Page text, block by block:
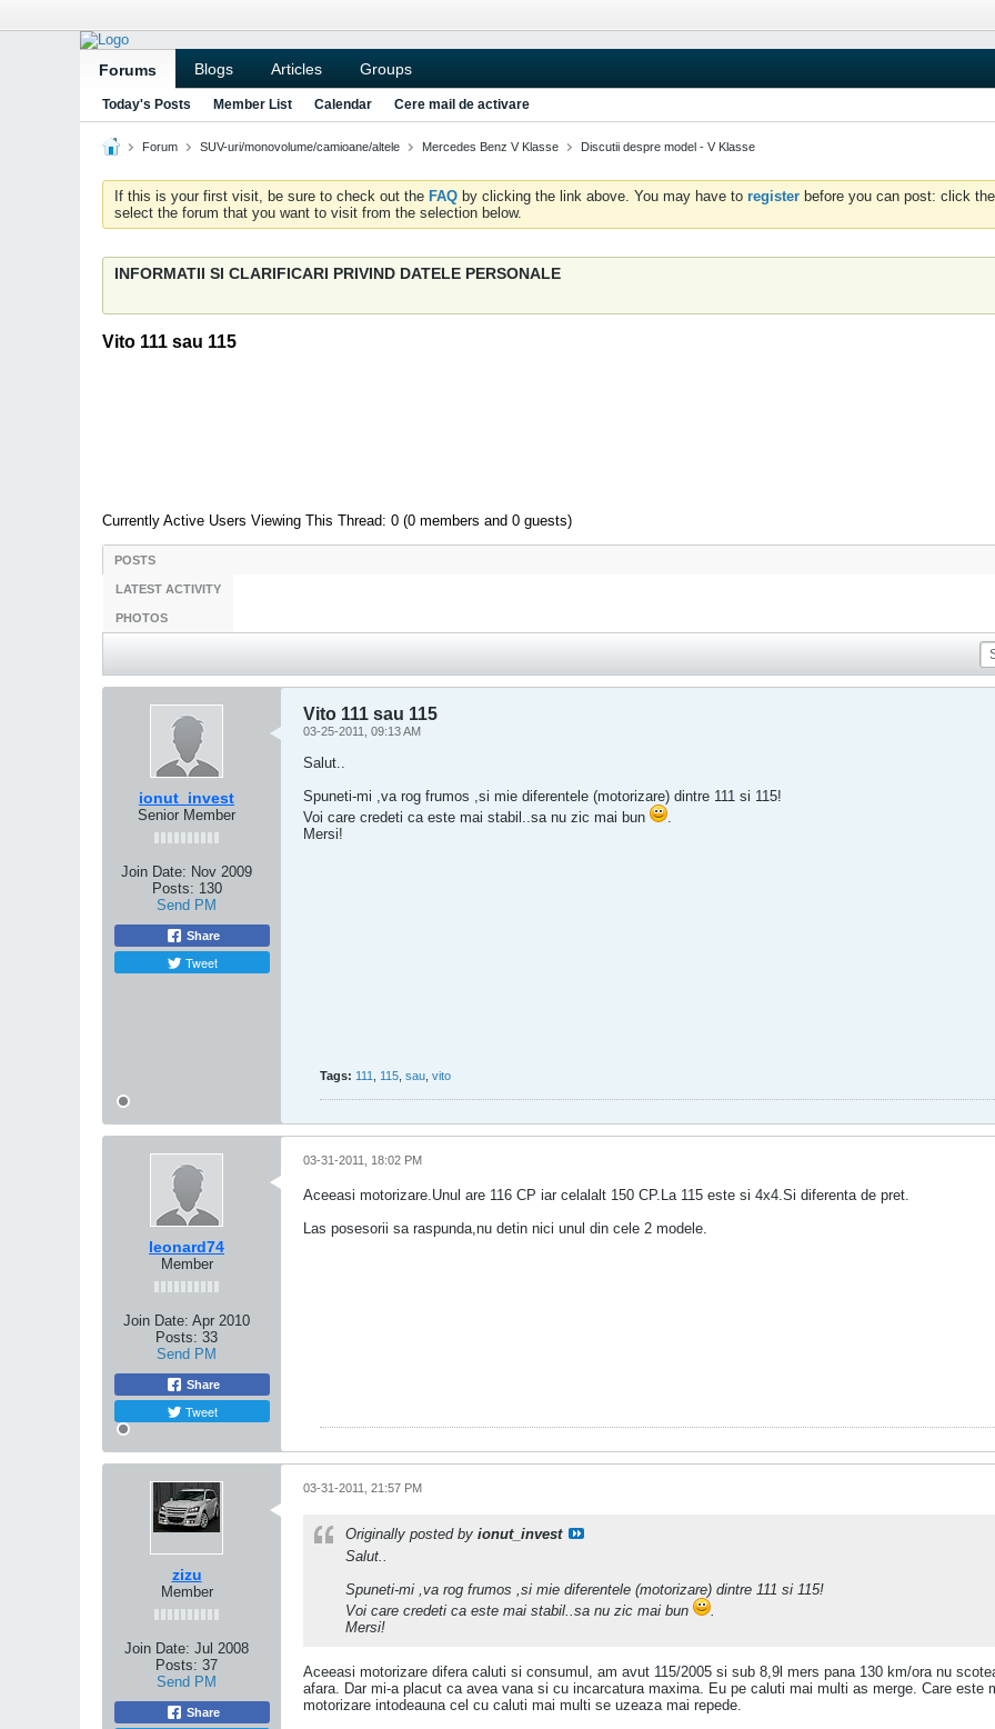
Forums Blogs Articles Groups
Today's Posts Member List Calendar Cere mail de activare
Forum SUV-uri/monovolume/camioane/altele Mercedes Benz V Klasse Discutii despre model - V Klasse
If this is your first visit, be sure to check out the FAQ by clicking the link above. You may have to register before you can post: click
select the forum that you want to visit from the selection below.
INFORMATII SI CLARIFICARI PRIVIND DATELE PERSONALE
Vito 111 sau 115
Currently Active Users Viewing This Thread: 0 (0 members and 0 guests)
POSTS
LATEST ACTIVITY
PHOTOS
ionut_invest
Senior Member
Join Date: Nov 2009
Posts: 130
Send PM
Share
Tweet
Vito 111 sau 115
03-25-2011, 09:13 AM
Salut..
Spuneti-mi ,va rog frumos ,si mie diferentele (motorizare) dintre 111 si 115!
Voi care credeti ca este mai stabil..sa nu zic mai bun
.
Mersi!
Tags: 111 115 sau vito
leonard74
Member
Join Date: Apr 2010
Posts: 33
Send PM
Share
Tweet
03-31-2011, 18:02 PM
Aceeasi motorizare.Unul are 116 CP iar celalalt 150 CP.La 115 este si 4x4.Si diferenta de pret.
Las posesorii sa raspunda,nu detin nici unul din cele 2 modele.
zizu
Member
Join Date: Jul 2008
Posts: 37
Send PM
Share
03-31-2011, 21:57 PM
Originally posted by ionut_invest
Salut..
Spuneti-mi ,va rog frumos ,si mie diferentele (motorizare) dintre 111 si 115!
Voi care credeti ca este mai stabil..sa nu zic mai bun
.
Mersi!
Aceeasi motorizare difera caluti si consumul, am avut 115/2005 si sub 8,9l mers pana 130 km/ora nu
afara. Dar mi-a placut ca avea vana si cu incarcatura maxima. Eu pe caluti mai multi as merge. Care este
motorizare intodeauna cel cu caluti mai multi se uzeaza mai repede.